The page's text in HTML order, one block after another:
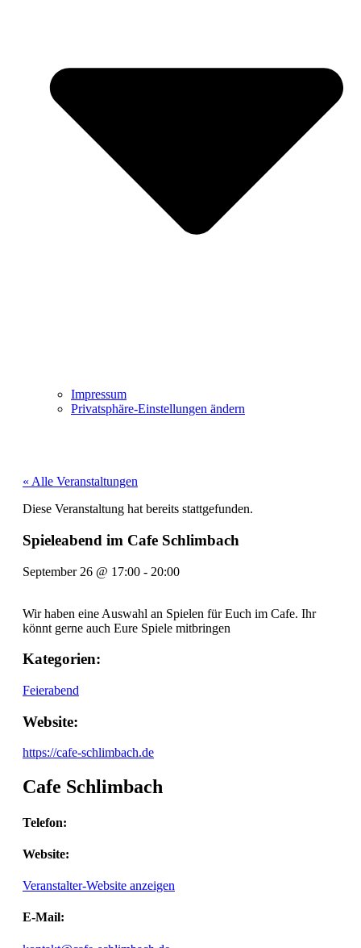
Impressum
Privatsphäre-Einstellungen ändern
« Alle Veranstaltungen
Diese Veranstaltung hat bereits stattgefunden.
Spieleabend im Cafe Schlimbach
September 26 @ 17:00 - 20:00
Wir haben eine Auswahl an Spielen für Euch im Cafe. Ihr
könnt gerne auch Eure Spiele mitbringen
Kategorien:
Feierabend
Website:
https://cafe-schlimbach.de
Cafe Schlimbach
Telefon:
Website:
Veranstalter-Website anzeigen
E-Mail: